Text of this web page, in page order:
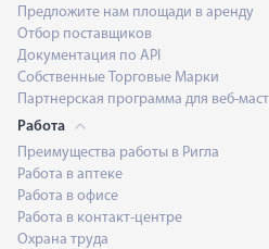
Предложите нам площади в аренду
Отбор поставщиков
Документация по API
Собственные Торговые Марки
Партнерская программа для веб-
Работа
Преимущества работы в Ригла
Работа в аптеке
Работа в офисе
Работа в контакт-центре
Охрана труда